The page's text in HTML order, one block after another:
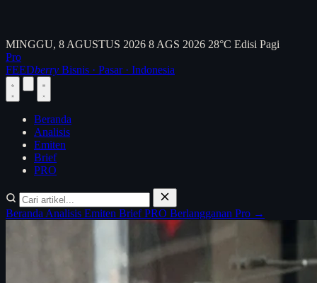
MINGGU, 8 AGUSTUS 2026 8 AGS 2026 28°C Edisi Pagi
Pro
FEEDberry Bisnis · Pasar · Indonesia
Beranda
Analisis
Emiten
Brief
PRO
Beranda Analisis Emiten BriefPRO Berlangganan Pro →